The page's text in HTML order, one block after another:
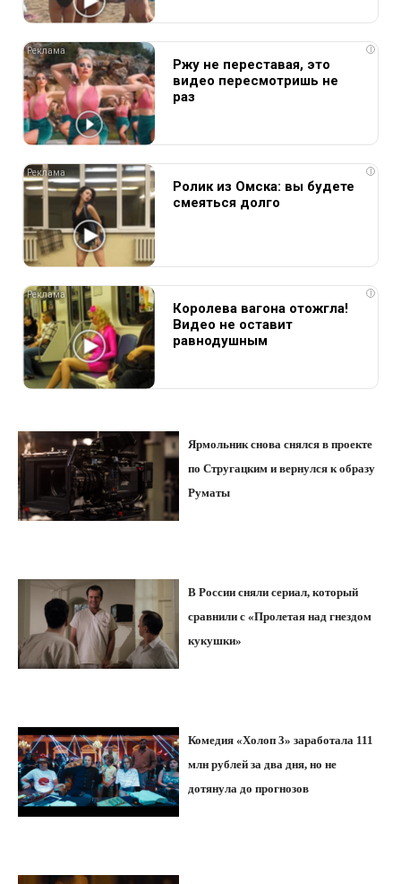
i
Ржу не переставая, это
видео пересмотришь не
раз
i
Ролик из Омска: вы будете
смеяться долго
i
Королева вагона отожгла!
Видео не оставит
равнодушным
Ярмольник снова снялся в проекте
по Стругацким и вернулся к образу
Руматы
В России сняли сериал, который
сравнили с «Пролетая над гнездом
кукушки»
Комедия «Холоп 3» заработала 111
млн рублей за два дня, но не
дотянула до прогнозов